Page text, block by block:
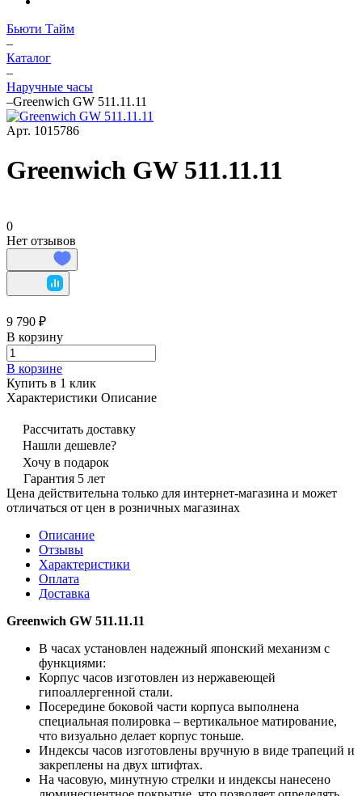
Бьюти Тайм
–
Каталог
–
Наручные часы
–Greenwich GW 511.11.11
Арт. 1015786
Greenwich GW 511.11.11
0
Нет отзывов
9 790 ₽
В корзину
В корзине
Купить в 1 клик
Характеристики Описание
Рассчитать доставку
Нашли дешевле?
Хочу в подарок
Гарантия 5 лет
Цена действительна только для интернет-магазина и может
отличаться от цен в розничных магазинах
Описание
Отзывы
Характеристики
Оплата
Доставка
Greenwich GW 511.11.11
В часах установлен надежный японский механизм с
функциями:
Корпус часов изготовлен из нержавеющей
гипоаллергенной стали.
Посередине боковой части корпуса выполнена
специальная полировка – вертикальное матирование,
что визуально делает корпус тоньше.
Индексы часов изготовлены вручную в виде трапеций и
закреплены на двух штифтах.
На часовую, минутную стрелки и индексы нанесено